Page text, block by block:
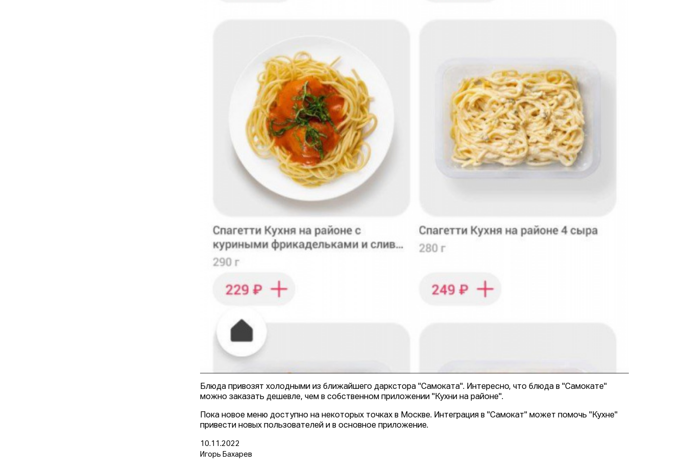
Блюда привозят холодными из ближайшего даркстора "Самоката". Интересно, что блюда в "Самокате"
можно заказать дешевле, чем в собственном приложении "Кухни на районе".
Пока новое меню доступно на некоторых точках в Москве. Интеграция в "Самокат" может помочь "Кухне"
привести новых пользователей и в основное приложение.
10.11.2022
Игорь Бахарев